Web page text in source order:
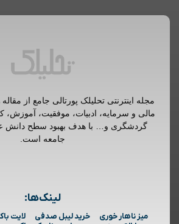
مجله اینترنتی تحلیلک پورتالی جامع از
مالی و سرمایه، ادبیات، موفقیت،
گردشگری و… با هدف بهبود سطح
جامعه است.
لینک‌ها:
میز ناهار خوری خرید لیبل صدفی
لایت